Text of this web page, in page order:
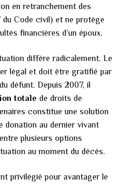
en retranchement des
Code civil) et ne protège
financières d’un époux.
diffère radicalement. Le
légal et doit être gratifié par
défunt. Depuis 2007, il
totale de droits de
constitue une solution
donation au dernier vivant
plusieurs options
au moment du décès.
privilégié pour avantager le